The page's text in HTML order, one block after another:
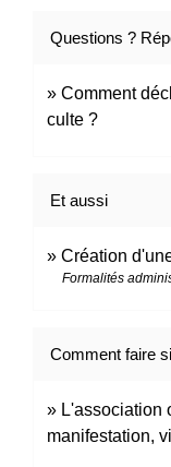
Questions ?
Comment
culte ?
Et aussi
Création
Formalités
Comment faire
L'association
manifestation,